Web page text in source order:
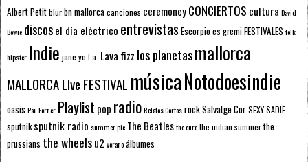
Albert Petitblurbn mallorcacanciones ceremoneyCONCIERTOS cultura David
Bowie discosel día eléctrico entrevistas Escorpioes gremiFESTIVALES folk
hipster Indie jane yo l.a. Lava fizz los planetasmallorca
MALLORCA LIve FESTIVAL músicaNotodoesindie
oasis Pau Forner Playlist pop radioRelatos CortosrockSalvatge CorSEXY SADIE
sputnik sputnik radio summer pie The Beatlesthe curethe indian summerthe
prussians the wheelsu2 veranoálbumes